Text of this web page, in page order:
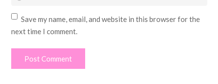
Save my name, email, and website in this browser for the
next time I comment.
Post Comment